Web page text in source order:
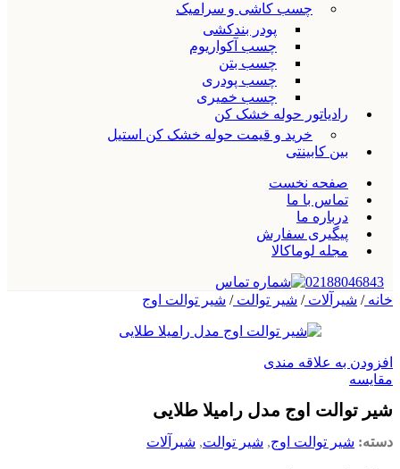
چسب کاشی و سرامیک
پودر بندکشی
چسب آکواریوم
چسب بتن
چسب پودری
چسب خمیری
رادیاتور حوله خشک کن
خرید و قیمت حوله خشک کن استیل
بین کابینتی
صفحه نخست
تماس با ما
درباره ما
پیگیری سفارش
مجله لوماکالا
02188046843
خانه/ شیرآلات/ شیر توالت/ شیر توالت اوج
افزودن به علاقه مندی
مقایسه
شیر توالت اوج مدل رامیلا طلایی
دسته: شیر توالت اوج, شیر توالت, شیرآلات